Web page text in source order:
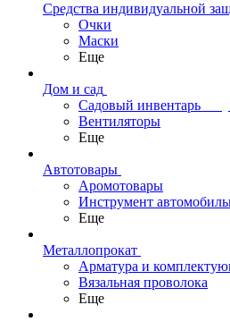
Средства индивидуальной
Очки
Маски
Еще
Дом и сад
Садовый инвентарь
Вентиляторы
Еще
Автотовары
Аромотовары
Инструмент
Еще
Металлопрокат
Арматура и
Вязальная проволока
Еще